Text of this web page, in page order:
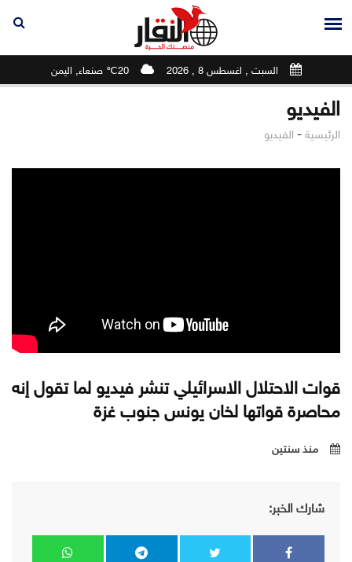
السبت , اغسطس 8 , 2026 20℃ صنعاء, اليمن
الفيديو
الرئيسية - الفيديو
قوات الاحتلال الاسرائيلي تنشر فيديو لما تقول إنه
محاصرة قواتها لخان يونس جنوب غزة
منذ سنتين
شارك الخبر: